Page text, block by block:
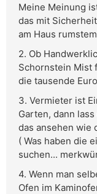
Meine Meinung
das mit
am Haus
2. Ob
Schornstein Mist
die tausende
3. Vermieter ist
Garten, dann
das ansehen wie
( Was haben die
suchen...
4. Wenn man
Ofen im